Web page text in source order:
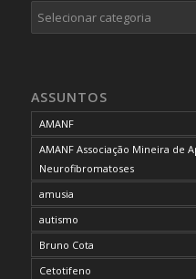
Categorias
ASSUNTOS
AMANF
AMANF Associação Mineira de
Neurofibromatoses
amusia
autismo
Bruno Cota
Cetotifeno